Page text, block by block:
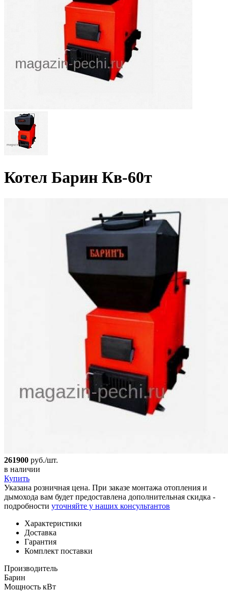
Котел Барин Кв-60т
261900 руб./шт.
в наличии
Купить
Указана розничная цена. При заказе монтажа отопления и
дымохода вам будет предоставлена дополнительная скидка -
подробности уточняйте у наших консультантов
Характеристики
Доставка
Гарантия
Комплект поставки
Производитель
Барин
Мощность кВт